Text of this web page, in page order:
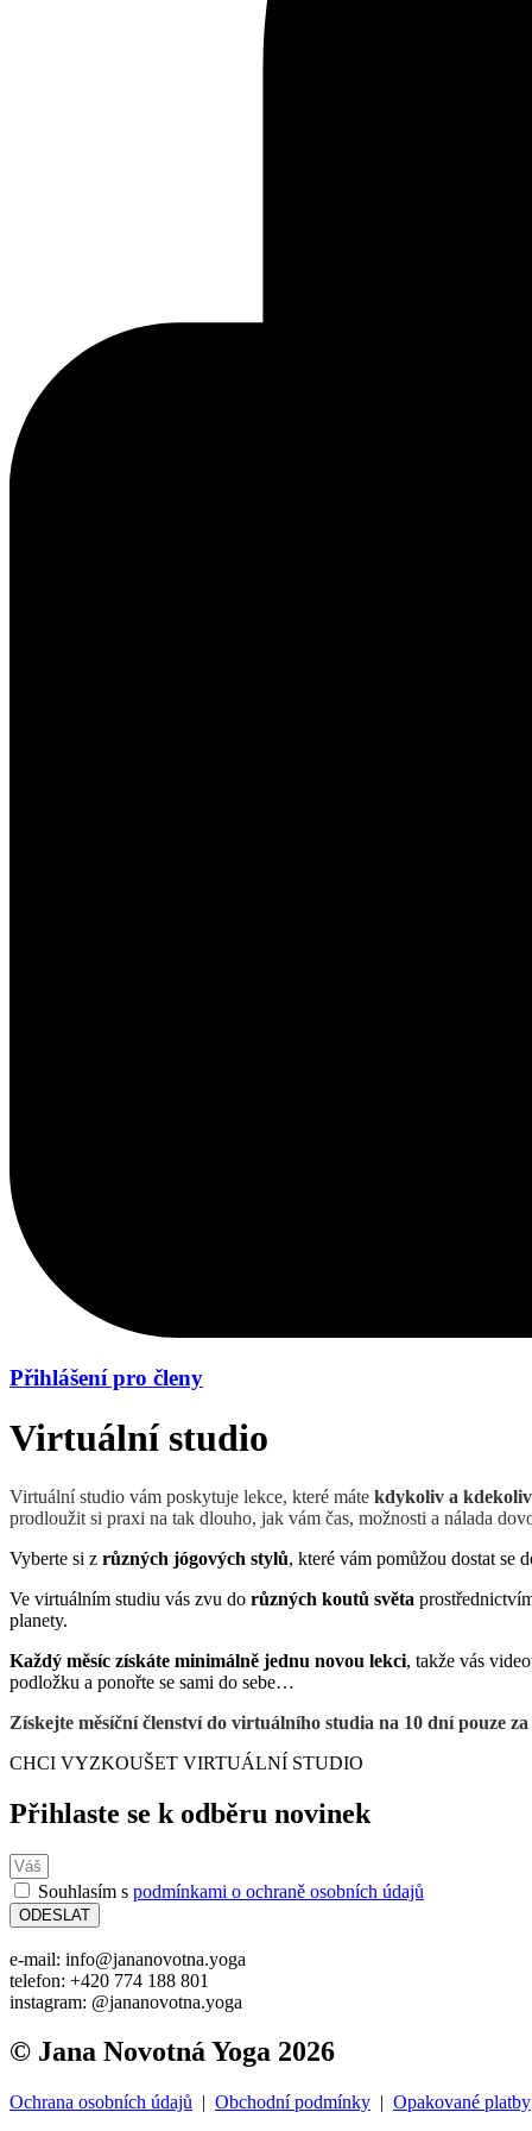
Přihlášení pro členy
Virtuální studio
Virtuální studio vám poskytuje lekce, které máte kdykoliv a
prodloužit si praxi na tak dlouho, jak vám čas, možnosti a nálada
Vyberte si z různých jógových stylů, které vám pomůžou dostat se
Ve virtuálním studiu vás zvu do různých koutů světa
planety.
Každý měsíc získáte minimálně jednu novou lekci, takže vás
podložku a ponořte se sami do sebe…
Získejte měsíční členství do virtuálního studia na 10 dní pouze
CHCI VYZKOUŠET VIRTUÁLNÍ STUDIO
Přihlaste se k odběru novinek
Souhlasím s podmínkami o ochraně osobních údajů
ODESLAT
e-mail: info@jananovotna.yoga
telefon: +420 774 188 801
instagram: @jananovotna.yoga
© Jana Novotná Yoga 2026
Ochrana osobních údajů | Obchodní podmínky | Opakované platby